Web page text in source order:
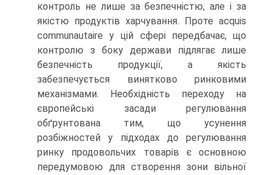
контроль не лише за безпечністю, але і за
якістю продуктів харчування. Проте acquis
communautaire у цій сфері передбачає, що
контролю з боку держави підлягає лише
безпечність продукції, а якість
забезпечується винятково ринковими
механізмами. Необхідність переходу на
європейські засади регулювання
обґрунтована тим, що усунення
розбіжностей у підходах до регулювання
ринку продовольчих товарів є основною
передумовою для створення зони вільної